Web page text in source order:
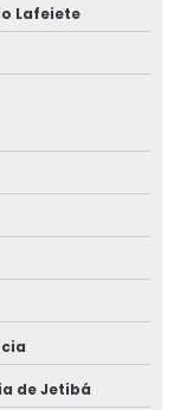
Lafeiete
de Jetibá